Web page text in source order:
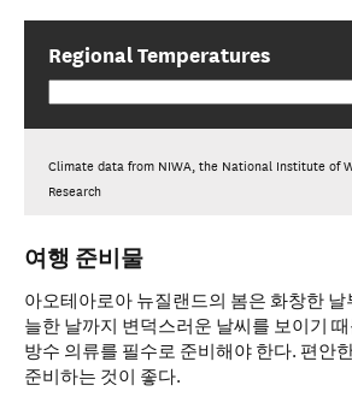
Regional Temperatures
Climate data from NIWA, the National Institute of
Research
여행 준비물
아오테아로아 뉴질랜드의 봄은 화창한 날
늘한 날까지 변덕스러운 날씨를 보이기
방수 의류를 필수로 준비해야 한다. 편안
준비하는 것이 좋다.